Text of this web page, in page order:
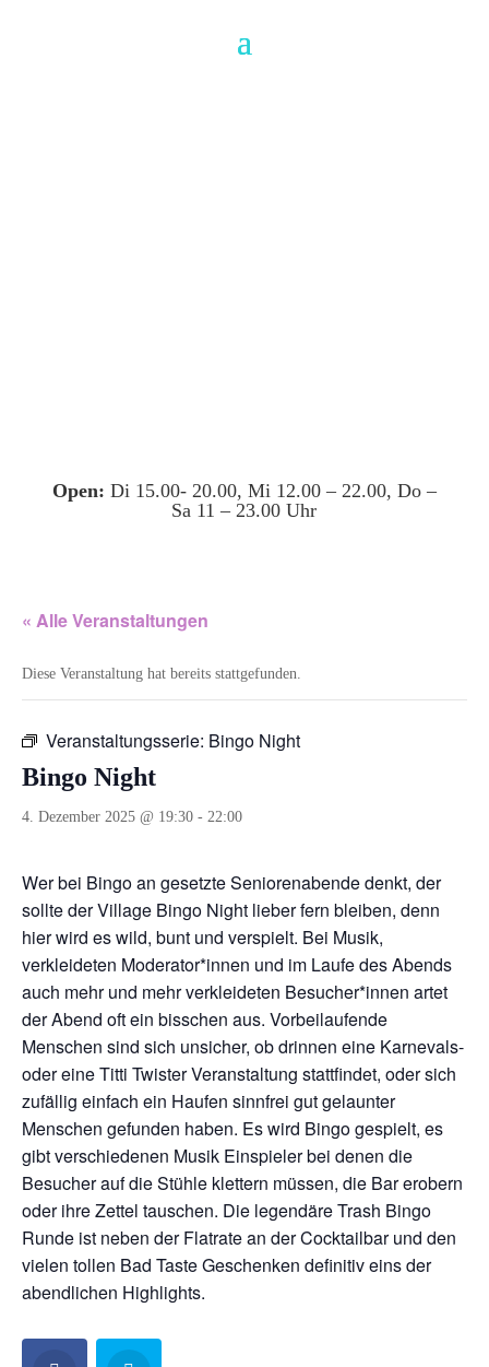
Open: Di 15.00- 20.00, Mi 12.00 – 22.00, Do –
Sa 11 – 23.00 Uhr
« Alle Veranstaltungen
Diese Veranstaltung hat bereits stattgefunden.
Veranstaltungsserie: Bingo Night
Bingo Night
4. Dezember 2025 @ 19:30 - 22:00
Wer bei Bingo an gesetzte Seniorenabende denkt, der
sollte der Village Bingo Night lieber fern bleiben, denn
hier wird es wild, bunt und verspielt. Bei Musik,
verkleideten Moderator*innen und im Laufe des Abends
auch mehr und mehr verkleideten Besucher*innen artet
der Abend oft ein bisschen aus. Vorbeilaufende
Menschen sind sich unsicher, ob drinnen eine Karnevals-
oder eine Titti Twister Veranstaltung stattfindet, oder sich
zufällig einfach ein Haufen sinnfrei gut gelaunter
Menschen gefunden haben. Es wird Bingo gespielt, es
gibt verschiedenen Musik Einspieler bei denen die
Besucher auf die Stühle klettern müssen, die Bar erobern
oder ihre Zettel tauschen. Die legendäre Trash Bingo
Runde ist neben der Flatrate an der Cocktailbar und den
vielen tollen Bad Taste Geschenken definitiv eins der
abendlichen Highlights.